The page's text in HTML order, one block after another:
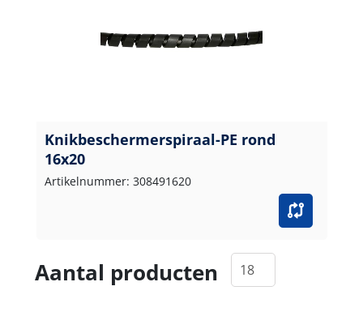
Knikbeschermerspiraal-PE rond
16x20
Artikelnummer: 308491620
Aantal producten